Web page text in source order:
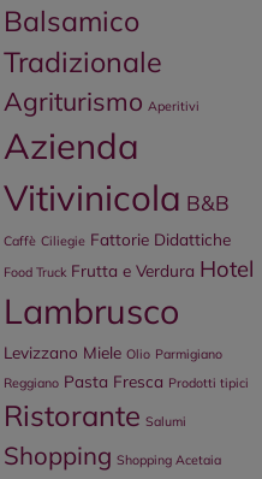
Balsamico
Tradizionale
Agriturismo Aperitivi
Azienda
Vitivinicola B&B
Caffè Ciliegie Fattorie Didattiche
Food Truck Frutta e Verdura Hotel
Lambrusco
Levizzano Miele Olio Parmigiano
Reggiano Pasta Fresca Prodotti tipici
Ristorante Salumi
Shopping Shopping Acetaia